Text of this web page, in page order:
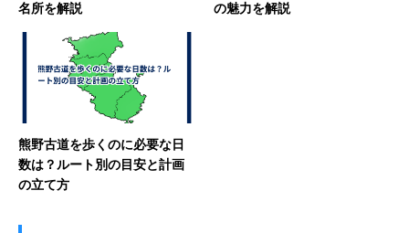
名所を解説
の魅力を解説
熊野古道を歩くのに必要な日
数は？ルート別の目安と計画
の立て方